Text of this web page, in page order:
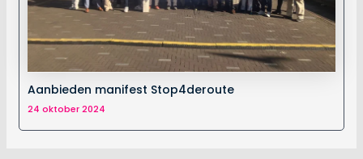
Aanbieden manifest Stop4deroute
24 oktober 2024